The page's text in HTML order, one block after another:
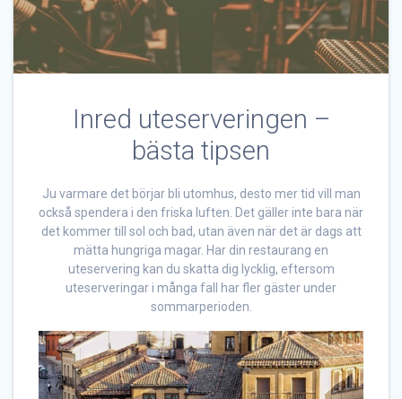
Inred uteserveringen –
bästa tipsen
Ju varmare det börjar bli utomhus, desto mer tid vill man
också spendera i den friska luften. Det gäller inte bara när
det kommer till sol och bad, utan även när det är dags att
mätta hungriga magar. Har din restaurang en
uteservering kan du skatta dig lycklig, eftersom
uteserveringar i många fall har fler gäster under
sommarperioden.